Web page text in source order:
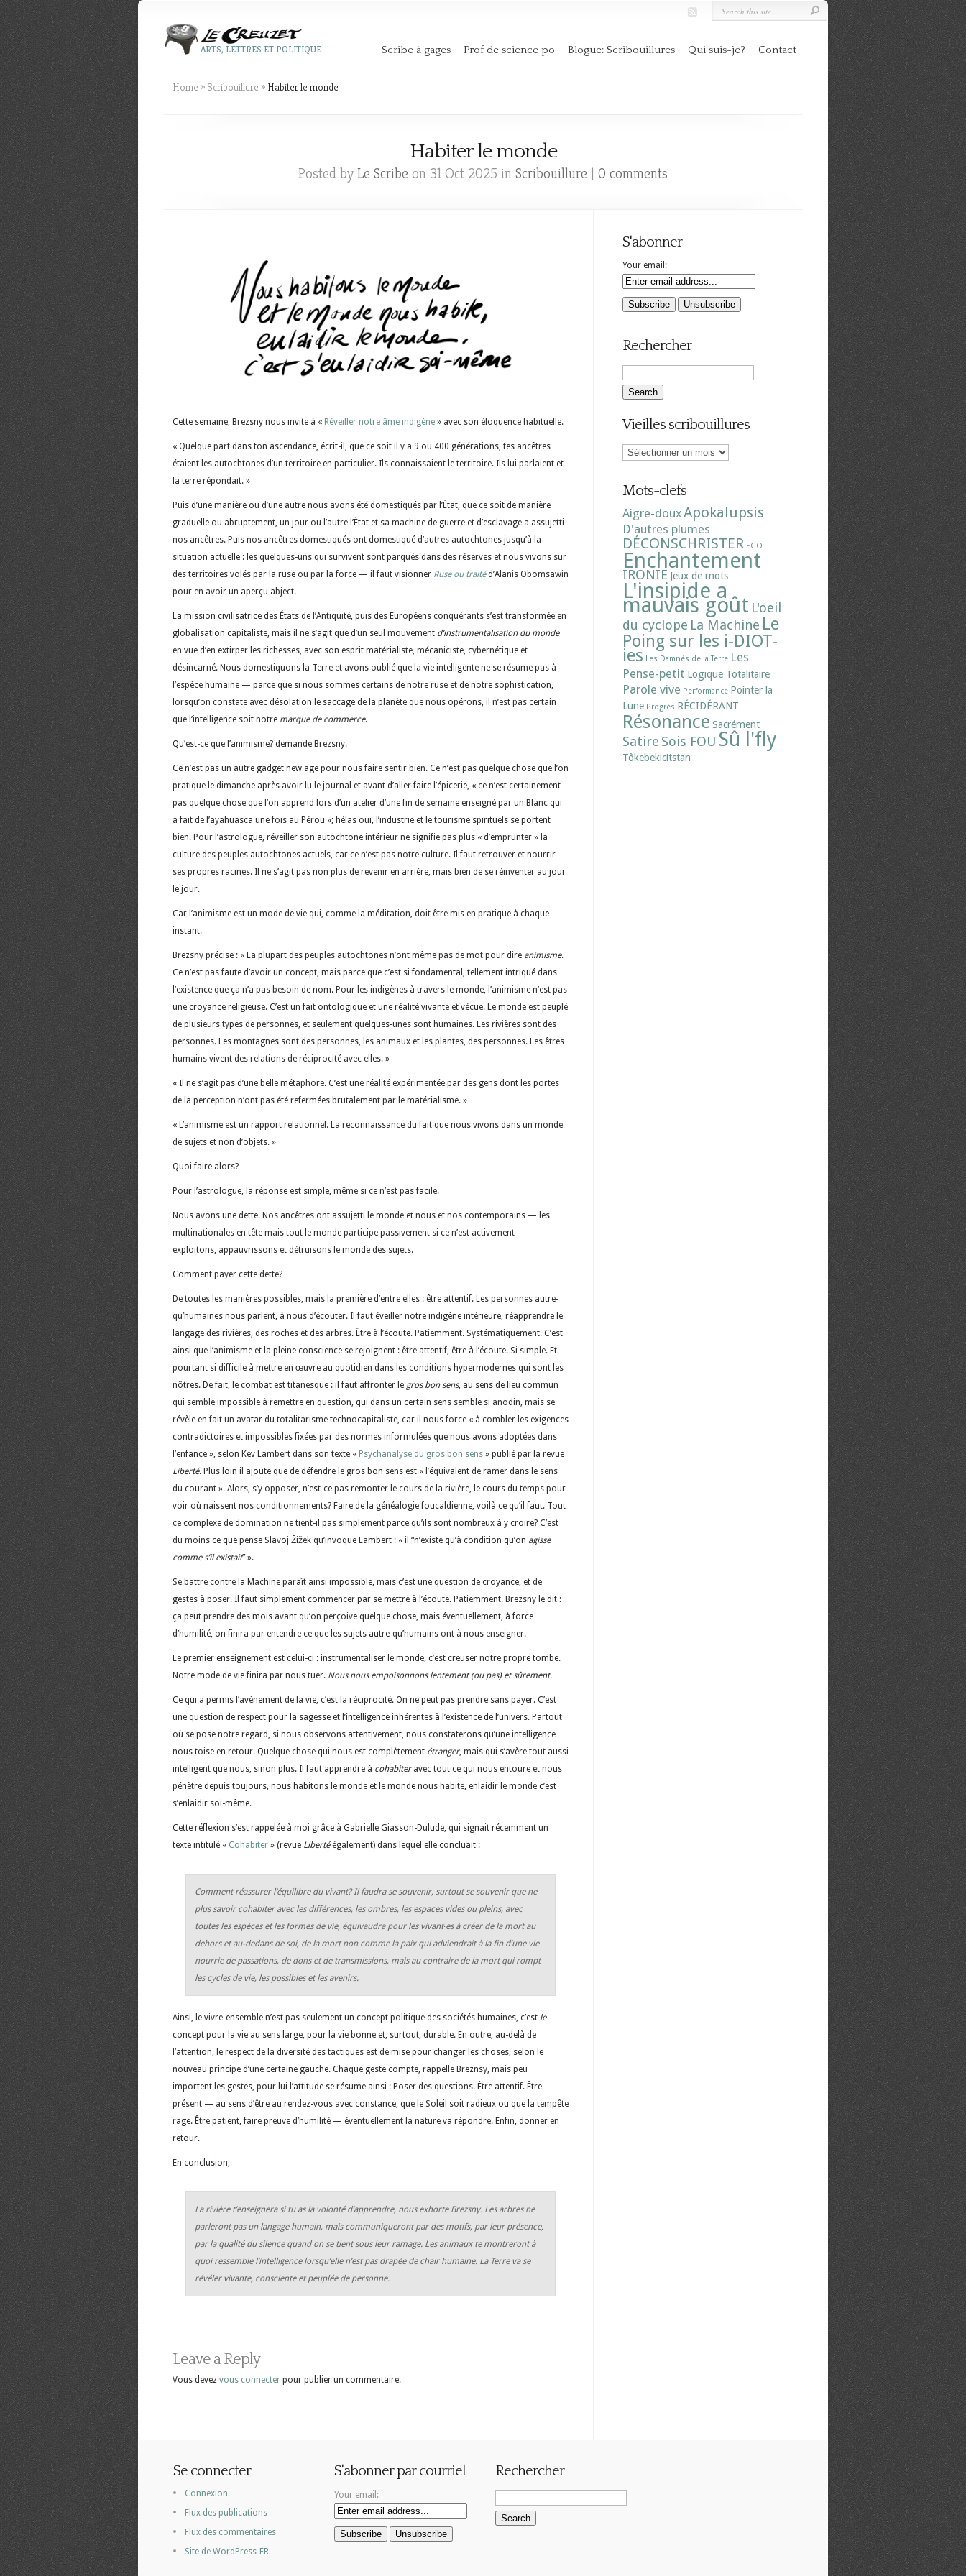
ARTS, LETTRES ET POLITIQUE Scribe à gages Prof de science po Blogue: Scribouillures Qui suis-je? Contact
Home » Scribouillure » Habiter le monde
Habiter le monde
Posted by Le Scribe on 31 Oct 2025 in Scribouillure | 0 comments
Cette semaine, Brezsny nous invite à « Réveiller notre âme indigène » avec son éloquence habituelle.
« Quelque part dans ton ascendance, écrit-il, que ce soit il y a 9 ou 400 générations, tes ancêtres
étaient les autochtones d’un territoire en particulier. Ils connaissaient le territoire. Ils lui parlaient et
la terre répondait. »
Puis d’une manière ou d’une autre nous avons été domestiqués par l’État, que ce soit de manière
graduelle ou abruptement, un jour ou l’autre l’État et sa machine de guerre et d’esclavage a assujetti
nos ancêtres. Puis nos ancêtres domestiqués ont domestiqué d’autres autochtones jusqu’à la
situation actuelle : les quelques-uns qui survivent sont parqués dans des réserves et nous vivons sur
des territoires volés par la ruse ou par la force — il faut visionner Ruse ou traitéd’Alanis Obomsawin
pour en avoir un aperçu abject.
La mission civilisatrice des États de l’Antiquité, puis des Européens conquérants s’est transformée en
globalisation capitaliste, mais il ne s’agit que d’un seul mouvement d’instrumentalisation du monde
en vue d’en extirper les richesses, avec son esprit matérialiste, mécaniciste, cybernétique et
désincarné. Nous domestiquons la Terre et avons oublié que la vie intelligente ne se résume pas à
l’espèce humaine — parce que si nous sommes certains de notre ruse et de notre sophistication,
lorsqu’on constate avec désolation le saccage de la planète que nous opérons, il n’est pas certain
que l’intelligence soit notre marque de commerce.
Qu’est-ce que l’animisme? demande Brezsny.
Ce n’est pas un autre gadget new age pour nous faire sentir bien. Ce n’est pas quelque chose que l’on
pratique le dimanche après avoir lu le journal et avant d’aller faire l’épicerie, « ce n’est certainement
pas quelque chose que l’on apprend lors d’un atelier d’une fin de semaine enseigné par un Blanc qui
a fait de l’ayahuasca une fois au Pérou »; hélas oui, l’industrie et le tourisme spirituels se portent
bien. Pour l’astrologue, réveiller son autochtone intérieur ne signifie pas plus « d’emprunter » la
culture des peuples autochtones actuels, car ce n’est pas notre culture. Il faut retrouver et nourrir
ses propres racines. Il ne s’agit pas non plus de revenir en arrière, mais bien de se réinventer au jour
le jour.
Car l’animisme est un mode de vie qui, comme la méditation, doit être mis en pratique à chaque
instant.
Brezsny précise : « La plupart des peuples autochtones n’ont même pas de mot pour dire animisme.
Ce n’est pas faute d’avoir un concept, mais parce que c’est si fondamental, tellement intriqué dans
l’existence que ça n’a pas besoin de nom. Pour les indigènes à travers le monde, l’animisme n’est pas
une croyance religieuse. C’est un fait ontologique et une réalité vivante et vécue. Le monde est peuplé
de plusieurs types de personnes, et seulement quelques-unes sont humaines. Les rivières sont des
personnes. Les montagnes sont des personnes, les animaux et les plantes, des personnes. Les êtres
humains vivent des relations de réciprocité avec elles. »
« Il ne s’agit pas d’une belle métaphore. C’est une réalité expérimentée par des gens dont les portes
de la perception n’ont pas été refermées brutalement par le matérialisme. »
« L’animisme est un rapport relationnel. La reconnaissance du fait que nous vivons dans un monde
de sujets et non d’objets. »
Quoi faire alors?
Pour l’astrologue, la réponse est simple, même si ce n’est pas facile.
Nous avons une dette. Nos ancêtres ont assujetti le monde et nous et nos contemporains — les
multinationales en tête mais tout le monde participe passivement si ce n’est activement —
exploitons, appauvrissons et détruisons le monde des sujets.
Comment payer cette dette?
De toutes les manières possibles, mais la première d’entre elles : être attentif. Les personnes autre-
qu’humaines nous parlent, à nous d’écouter. Il faut éveiller notre indigène intérieure, réapprendre le
langage des rivières, des roches et des arbres. Être à l’écoute. Patiemment. Systématiquement. C’est
ainsi que l’animisme et la pleine conscience se rejoignent : être attentif, être à l’écoute. Si simple. Et
pourtant si difficile à mettre en œuvre au quotidien dans les conditions hypermodernes qui sont les
nôtres. De fait, le combat est titanesque : il faut affronter le gros bon sens, au sens de lieu commun
qui semble impossible à remettre en question, qui dans un certain sens semble si anodin, mais se
révèle en fait un avatar du totalitarisme technocapitaliste, car il nous force « à combler les exigences
contradictoires et impossibles fixées par des normes informulées que nous avons adoptées dans
l’enfance », selon Kev Lambert dans son texte « Psychanalyse du gros bon sens » publié par la revue
Liberté. Plus loin il ajoute que de défendre le gros bon sens est « l’équivalent de ramer dans le sens
du courant ». Alors, s’y opposer, n’est-ce pas remonter le cours de la rivière, le cours du temps pour
voir où naissent nos conditionnements? Faire de la généalogie foucaldienne, voilà ce qu’il faut. Tout
ce complexe de domination ne tient-il pas simplement parce qu’ils sont nombreux à y croire? C’est
du moins ce que pense Slavoj Žižek qu’invoque Lambert : « il “n’existe qu’à condition qu’on agisse
comme s’il existait” ».
Se battre contre la Machine paraît ainsi impossible, mais c’est une question de croyance, et de
gestes à poser. Il faut simplement commencer par se mettre à l’écoute. Patiemment. Brezsny le dit :
ça peut prendre des mois avant qu’on perçoive quelque chose, mais éventuellement, à force
d’humilité, on finira par entendre ce que les sujets autre-qu’humains ont à nous enseigner.
Le premier enseignement est celui-ci : instrumentaliser le monde, c’est creuser notre propre tombe.
Notre mode de vie finira par nous tuer. Nous nous empoisonnons lentement (ou pas) et sûrement.
Ce qui a permis l’avènement de la vie, c’est la réciprocité. On ne peut pas prendre sans payer. C’est
une question de respect pour la sagesse et l’intelligence inhérentes à l’existence de l’univers. Partout
où se pose notre regard, si nous observons attentivement, nous constaterons qu’une intelligence
nous toise en retour. Quelque chose qui nous est complètement étranger, mais qui s’avère tout aussi
intelligent que nous, sinon plus. Il faut apprendre à cohabiter avec tout ce qui nous entoure et nous
pénètre depuis toujours, nous habitons le monde et le monde nous habite, enlaidir le monde c’est
s’enlaidir soi-même.
Cette réflexion s’est rappelée à moi grâce à Gabrielle Giasson-Dulude, qui signait récemment un
texte intitulé « Cohabiter » (revue Libertéégalement) dans lequel elle concluait :
Comment réassurer l’équilibre du vivant? Il faudra se souvenir, surtout se souvenir que ne
plus savoir cohabiter avec les différences, les ombres, les espaces vides ou pleins, avec
toutes les espèces et les formes de vie, équivaudra pour les vivant∙es à créer de la mort au
dehors et au-dedans de soi, de la mort non comme la paix qui adviendrait à la fin d’une vie
nourrie de passations, de dons et de transmissions, mais au contraire de la mort qui rompt
les cycles de vie, les possibles et les avenirs.
Ainsi, le vivre-ensemble n’est pas seulement un concept politique des sociétés humaines, c’est le
concept pour la vie au sens large, pour la vie bonne et, surtout, durable. En outre, au-delà de
l’attention, le respect de la diversité des tactiques est de mise pour changer les choses, selon le
nouveau principe d’une certaine gauche. Chaque geste compte, rappelle Breznsy, mais peu
importent les gestes, pour lui l’attitude se résume ainsi : Poser des questions. Être attentif. Être
présent — au sens d’être au rendez-vous avec constance, que le Soleil soit radieux ou que la tempête
rage. Être patient, faire preuve d’humilité — éventuellement la nature va répondre. Enfin, donner en
retour.
En conclusion,
La rivière t’enseignera si tu as la volonté d’apprendre, nous exhorte Brezsny. Les arbres ne
parleront pas un langage humain, mais communiqueront par des motifs, par leur présence,
par la qualité du silence quand on se tient sous leur ramage. Les animaux te montreront à
quoi ressemble l’intelligence lorsqu’elle n’est pas drapée de chair humaine. La Terre va se
révéler vivante, consciente et peuplée de personne.
Leave a Reply
Vous devez vous connecter pour publier un commentaire.
S'abonner
Your email:
Rechercher
Vieilles scribouillures
Vieilles
scribouillures
Mots-clefs
Aigre-douxApokalupsis
D'autres plumes
DÉCONSCHRISTER EGO
Enchantement
IRONIE Jeux de mots
L'insipide a
mauvais goût L'oeil
du cyclope La Machine Le
Poing sur les i-DIOT-
ies Les Damnés de la Terre Les
Pense-petit Logique Totalitaire
Parole vive Performance Pointer la
Lune Progrès RÉCIDÉRANT
Résonance Sacrément
Satire Sois FOU Sû l'fly
Tôkebekicitstan
Se connecter
Connexion
Flux des publications
Flux des commentaires
Site de WordPress-FR
S'abonner par courriel
Your email:
Rechercher